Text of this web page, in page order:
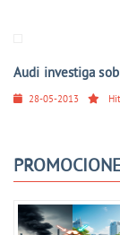
Audi investiga
28-05-2013